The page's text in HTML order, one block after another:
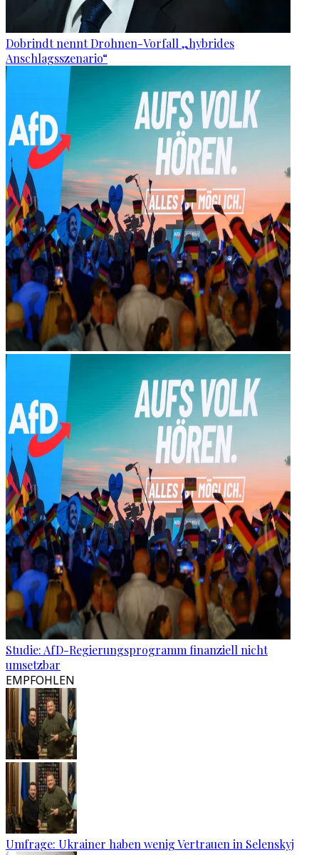
Dobrindt nennt Drohnen-Vorfall „hybrides
Anschlagsszenario“
Studie: AfD-Regierungsprogramm finanziell nicht
umsetzbar
EMPFOHLEN
Umfrage: Ukrainer haben wenig Vertrauen in Selenskyj